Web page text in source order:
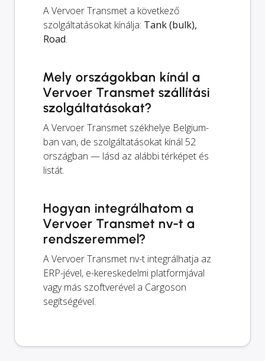
A Vervoer Transmet a következő
szolgáltatásokat kínálja: Tank (bulk),
Road.
Mely országokban kínál a
Vervoer Transmet szállítási
szolgáltatásokat?
A Vervoer Transmet székhelye Belgium-
ban van, de szolgáltatásokat kínál 52
országban — lásd az alábbi térképet és
listát.
Hogyan integrálhatom a
Vervoer Transmet nv-t a
rendszeremmel?
A Vervoer Transmet nv-t integrálhatja az
ERP-jével, e-kereskedelmi platformjával
vagy más szoftverével a Cargoson
segítségével.